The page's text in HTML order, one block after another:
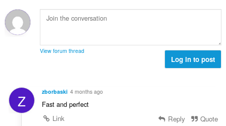
ด
ม
ทั้
ม
แ
น
ว
ห
ด
View forum thread
Log in to post
Z zborbaski 4 months ago
Fast and perfect
Link
Reply Quote